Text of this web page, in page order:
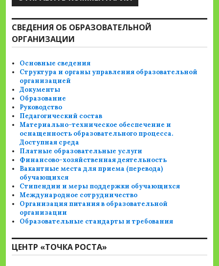
СВЕДЕНИЯ ОБ ОБРАЗОВАТЕЛЬНОЙ
ОРГАНИЗАЦИИ
Основные сведения
Структура и органы управления образовательной
организацией
Документы
Образование
Руководство
Педагогический состав
Материально-техническое обеспечение и
оснащенность образовательного процесса.
Доступная среда
Платные образовательные услуги
Финансово-хозяйственная деятельность
Вакантные места для приема (перевода)
обучающихся
Стипендии и меры поддержки обучающихся
Международное сотрудничество
Организация питания в образовательной
организации
Образовательные стандарты и требования
ЦЕНТР «ТОЧКА РОСТА»